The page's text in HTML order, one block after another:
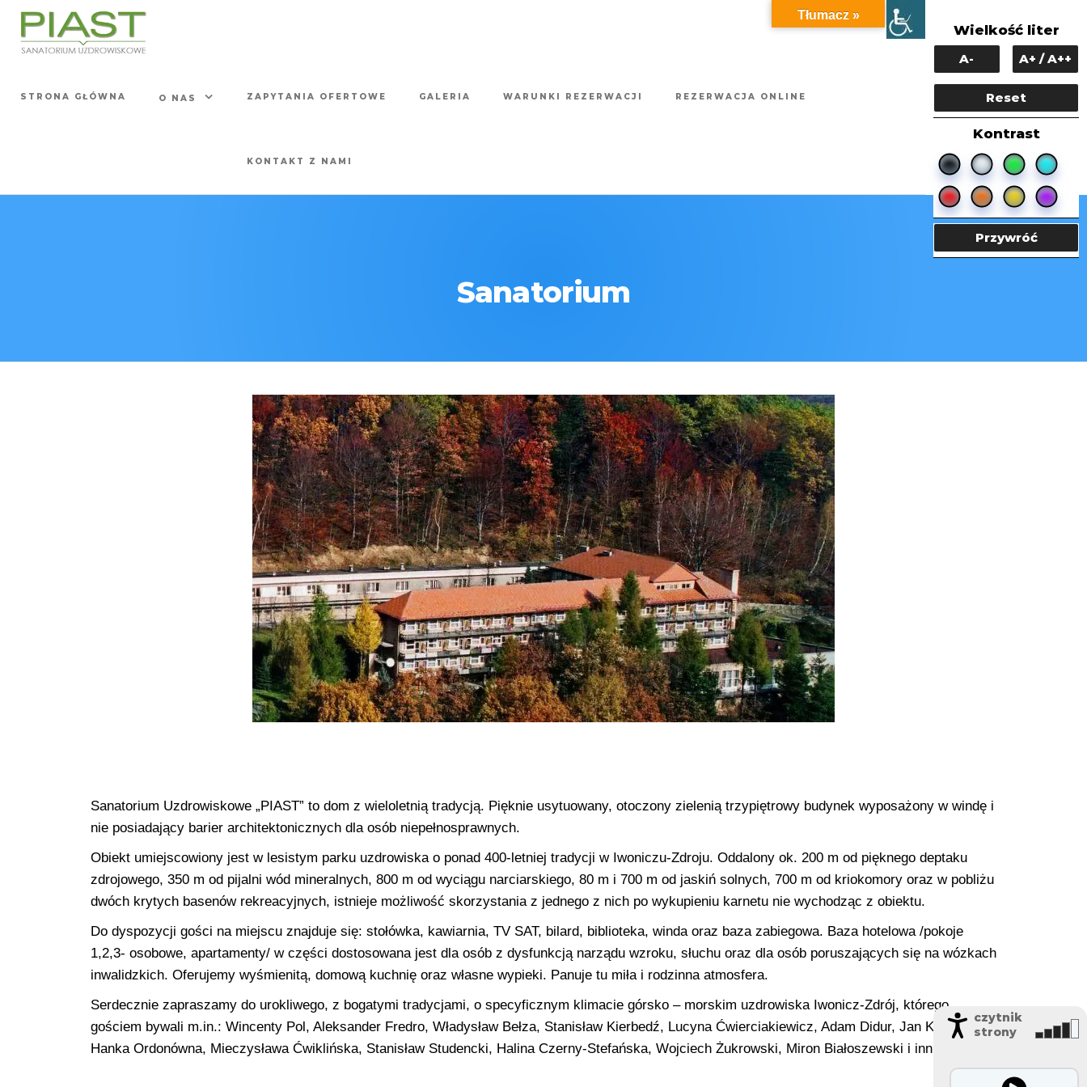
Wielkość liter
A- A+ / A++
Reset
Kontrast
Przywróć
Związek
STRONA GŁÓWNA O NAS ZAPYTANIA OFERTOWE GALERIA WARUNKI REZERWACJI REZERWACJA ONLINE
KONTAKT Z NAMI
Sanatorium
Sanatorium Uzdrowiskowe „PIAST” to dom z wieloletnią tradycją. Pięknie usytuowany, otoczony zielenią trzypiętrowy budynek wyposażony w windę i
nie posiadający barier architektonicznych dla osób niepełnosprawnych.
Obiekt umiejscowiony jest w lesistym parku uzdrowiska o ponad 400-letniej tradycji w Iwoniczu-Zdroju. Oddalony ok. 200 m od pięknego deptaku
zdrojowego, 350 m od pijalni wód mineralnych, 800 m od wyciągu narciarskiego, 80 m i 700 m od jaskiń solnych, 700 m od kriokomory oraz w pobliżu
dwóch krytych basenów rekreacyjnych, istnieje możliwość skorzystania z jednego z nich po wykupieniu karnetu nie wychodząc z obiektu.
Do dyspozycji gości na miejscu znajduje się: stołówka, kawiarnia, TV SAT, bilard, biblioteka, winda oraz baza zabiegowa. Baza hotelowa /pokoje
1,2,3- osobowe, apartamenty/ w części dostosowana jest dla osób z dysfunkcją narządu wzroku, słuchu oraz dla osób poruszających się na wózkach
inwalidzkich. Oferujemy wyśmienitą, domową kuchnię oraz własne wypieki. Panuje tu miła i rodzinna atmosfera.
Serdecznie zapraszamy do urokliwego, z bogatymi tradycjami, o specyficznym klimacie górsko – morskim uzdrowiska Iwonicz-Zdrój, którego
gościem bywali m.in.: Wincenty Pol, Aleksander Fredro, Władysław Bełza, Stanisław Kierbedź, Lucyna Ćwierciakiewicz, Adam Didur, Jan Kiepura,
Hanka Ordonówna, Mieczysława Ćwiklińska, Stanisław Studencki, Halina Czerny-Stefańska, Wojciech Żukrowski, Miron Białoszewski i inni.
Tłumacz »
czytnik
strony